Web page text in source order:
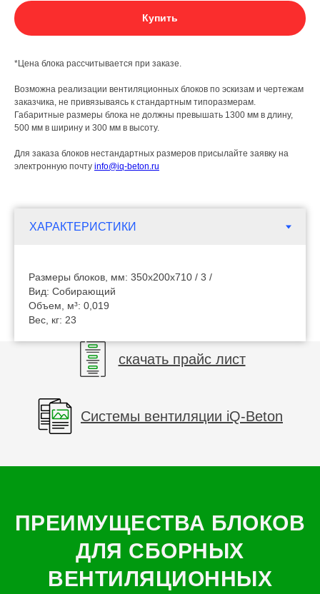
Купить
*Цена блока рассчитывается при заказе.
Возможна реализации вентиляционных блоков по эскизам и чертежам
заказчика, не привязываясь к стандартным типоразмерам.
Габаритные размеры блока не должны превышать 1300 мм в длину,
500 мм в ширину и 300 мм в высоту.
Для заказа блоков нестандартных размеров присылайте заявку на
электронную почту info@iq-beton.ru
Размеры блоков, мм: 350х200х710 / 3 /
Вид: Собирающий
Объем, м³: 0,019
Вес, кг: 23
скачать прайс лист
Системы вентиляции iQ-Beton
ПРЕИМУЩЕСТВА БЛОКОВ
ДЛЯ СБОРНЫХ
ВЕНТИЛЯЦИОННЫХ